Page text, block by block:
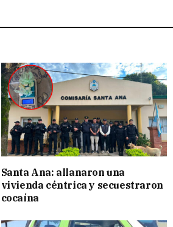
Santa Ana: allanaron una
vivienda céntrica y secuestraron
cocaína